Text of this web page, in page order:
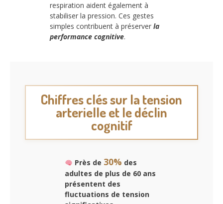
respiration aident également à
stabiliser la pression. Ces gestes
simples contribuent à préserver la
performance cognitive.
Chiffres clés sur la tension
arterielle et le déclin
cognitif
Près de 30% des
adultes de plus de 60 ans
présentent des
fluctuations de tension